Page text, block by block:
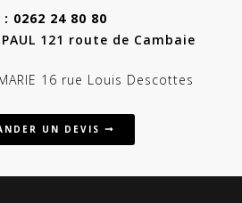
0262 24 80 80
PAUL 121 route de Cambaie
MARIE 16 rue Louis Descottes
UN DEVIS